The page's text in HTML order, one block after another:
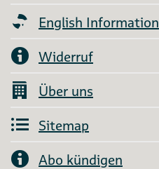
English Information
Widerruf
Über uns
Sitemap
Abo kündigen